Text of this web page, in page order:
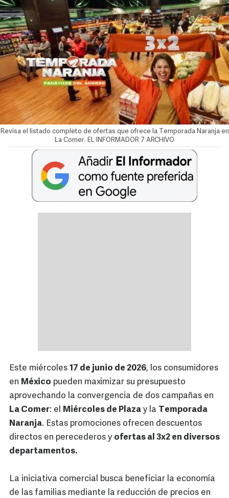
Revisa el listado completo de ofertas que ofrece la Temporada Naranja en
La Comer. EL INFORMADOR 7 ARCHIVO
Este miércoles 17 de junio de 2026, los consumidores
en México pueden maximizar su presupuesto
aprovechando la convergencia de dos campañas en
La Comer: el Miércoles de Plaza y la Temporada
Naranja. Estas promociones ofrecen descuentos
directos en perecederos y ofertas al 3x2 en diversos
departamentos.
La iniciativa comercial busca beneficiar la economía
de las familias mediante la reducción de precios en